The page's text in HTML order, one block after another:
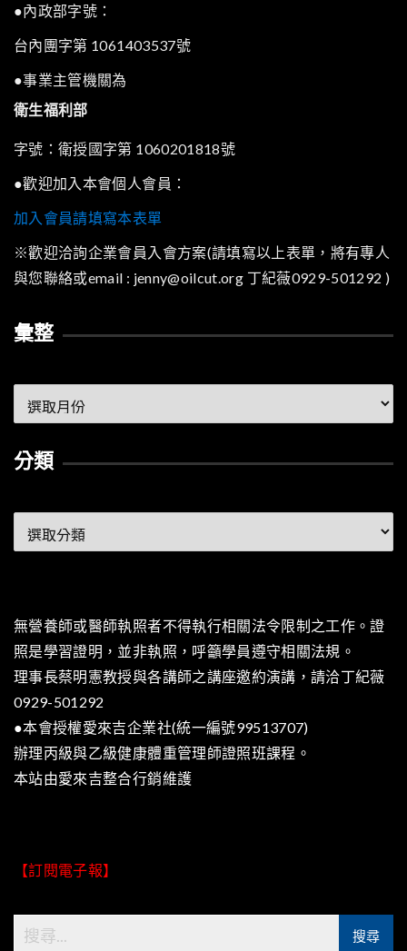
●內政部字號：
台內團字第 1061403537號
●事業主管機關為
衛生福利部
字號：衛授國字第 1060201818號
●歡迎加入本會個人會員：
加入會員請填寫本表單
※歡迎洽詢企業會員入會方案(請填寫以上表單，將有專人
與您聯絡或email : jenny@oilcut.org 丁紀薇0929-501292 )
彙整
整
分類
類
無營養師或醫師執照者不得執行相關法令限制之工作。證
照是學習證明，並非執照，呼籲學員遵守相關法規。
理事長蔡明憲教授與各講師之講座邀約演講，請洽丁紀薇
0929-501292
●本會授權愛來吉企業社(統一編號99513707)
辦理丙級與乙級健康體重管理師證照班課程。
本站由愛來吉整合行銷維護
【訂閱電子報】